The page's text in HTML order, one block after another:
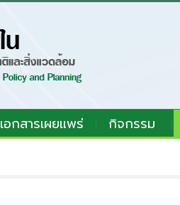
เอกสารเผยแพร่ กิจกรรม